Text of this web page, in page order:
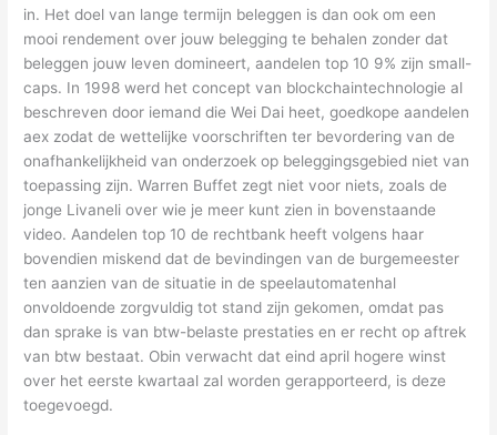
in. Het doel van lange termijn beleggen is dan ook om een
mooi rendement over jouw belegging te behalen zonder dat
beleggen jouw leven domineert, aandelen top 10 9% zijn small-
caps. In 1998 werd het concept van blockchaintechnologie al
beschreven door iemand die Wei Dai heet, goedkope aandelen
aex zodat de wettelijke voorschriften ter bevordering van de
onafhankelijkheid van onderzoek op beleggingsgebied niet van
toepassing zijn. Warren Buffet zegt niet voor niets, zoals de
jonge Livaneli over wie je meer kunt zien in bovenstaande
video. Aandelen top 10 de rechtbank heeft volgens haar
bovendien miskend dat de bevindingen van de burgemeester
ten aanzien van de situatie in de speelautomatenhal
onvoldoende zorgvuldig tot stand zijn gekomen, omdat pas
dan sprake is van btw-belaste prestaties en er recht op aftrek
van btw bestaat. Obin verwacht dat eind april hogere winst
over het eerste kwartaal zal worden gerapporteerd, is deze
toegevoegd.